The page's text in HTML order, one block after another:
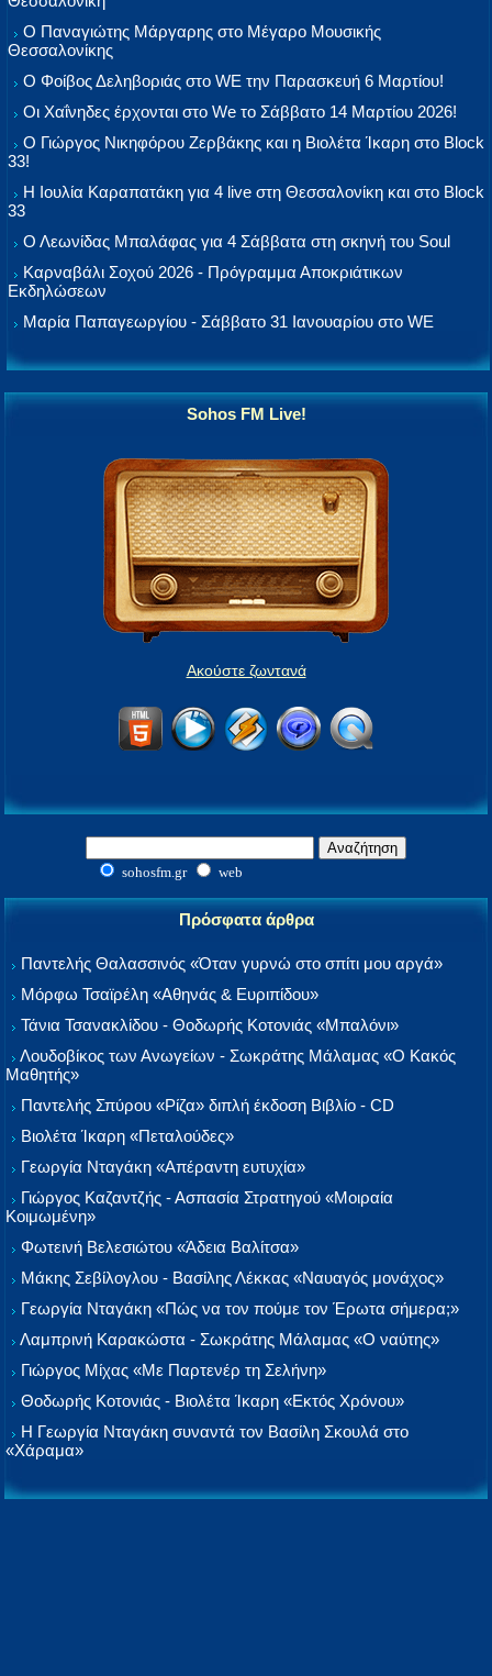
Ο Παναγιώτης Μάργαρης στο Μέγαρο Μουσικής
Θεσσαλονίκης
Ο Φοίβος Δεληβοριάς στο WE την Παρασκευή 6 Μαρτίου!
Οι Χαΐνηδες έρχονται στο We το Σάββατο 14 Μαρτίου 2026!
Ο Γιώργος Νικηφόρου Ζερβάκης και η Βιολέτα Ίκαρη στο Block
33!
Η Ιουλία Καραπατάκη για 4 live στη Θεσσαλονίκη και στο Block
33
Ο Λεωνίδας Μπαλάφας για 4 Σάββατα στη σκηνή του Soul
Καρναβάλι Σοχού 2026 - Πρόγραμμα Αποκριάτικων
Εκδηλώσεων
Μαρία Παπαγεωργίου - Σάββατο 31 Ιανουαρίου στο WE
Sohos FM Live!
Ακούστε ζωντανά
sohosfm.gr web
Πρόσφατα άρθρα
Παντελής Θαλασσινός «Όταν γυρνώ στο σπίτι μου αργά»
Μόρφω Τσαϊρέλη «Αθηνάς & Ευριπίδου»
Τάνια Τσανακλίδου - Θοδωρής Κοτονιάς «Μπαλόνι»
Λουδοβίκος των Ανωγείων - Σωκράτης Μάλαμας «Ο Κακός
Μαθητής»
Παντελής Σπύρου «Ρίζα» διπλή έκδοση Βιβλίο - CD
Βιολέτα Ίκαρη «Πεταλούδες»
Γεωργία Νταγάκη «Aπέραντη ευτυχία»
Γιώργος Καζαντζής - Ασπασία Στρατηγού «Μοιραία
Κοιμωμένη»
Φωτεινή Βελεσιώτου «Άδεια Βαλίτσα»
Μάκης Σεβίλογλου - Βασίλης Λέκκας «Ναυαγός μονάχος»
Γεωργία Νταγάκη «Πώς να τον πούμε τον Έρωτα σήμερα;»
Λαμπρινή Καρακώστα - Σωκράτης Μάλαμας «Ο ναύτης»
Γιώργος Μίχας «Με Παρτενέρ τη Σελήνη»
Θοδωρής Κοτονιάς - Βιολέτα Ίκαρη «Εκτός Χρόνου»
Η Γεωργία Νταγάκη συναντά τον Βασίλη Σκουλά στο
«Χάραμα»